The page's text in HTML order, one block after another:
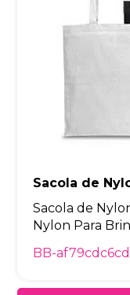
Sacola de
Sacola de
Nylon Para
BB-